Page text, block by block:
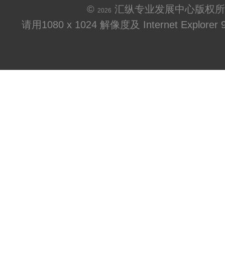
© 2026 汇纵专业发展中心版权
请用1080 x 1024 解像度及 Internet Explorer